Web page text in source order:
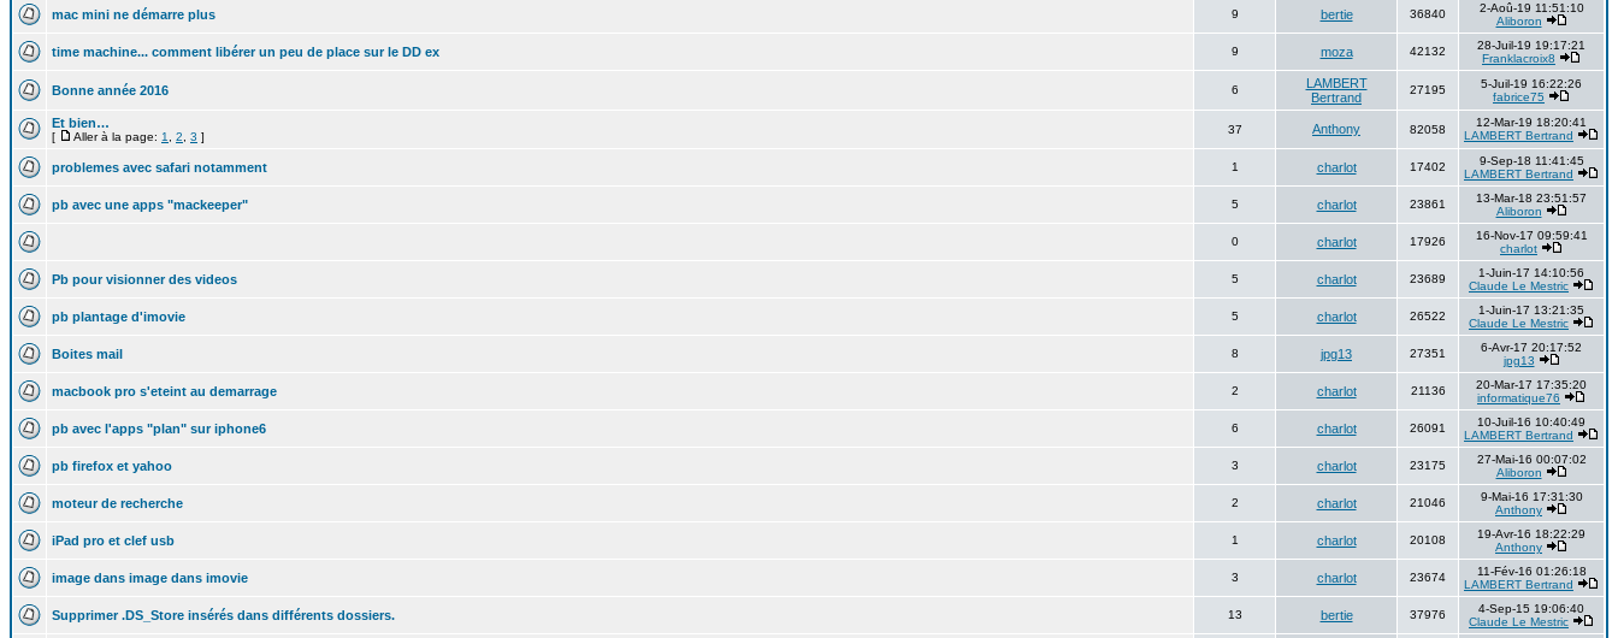
mac mini ne démarre plus 9 bertie 36840
2-Aoû-19 11:51:10
Aliboron
time machine... comment libérer un peu de place sur le DD ex 9 moza 42132
28-Juil-19 19:17:21
Franklacroix8
Bonne année 2016 6
LAMBERT
Bertrand
27195
5-Juil-19 16:22:26
fabrice75
Et bien…
[ Aller à la page: 1 2 3 ]
37 Anthony 82058
12-Mar-19 18:20:41
LAMBERT Bertrand
problemes avec safari notamment 1 charlot 17402
9-Sep-18 11:41:45
LAMBERT Bertrand
pb avec une apps "mackeeper" 5 charlot 23861
13-Mar-18 23:51:57
Aliboron
0 charlot 17926
16-Nov-17 09:59:41
charlot
Pb pour visionner des videos 5 charlot 23689
1-Juin-17 14:10:56
Claude Le Mestric
pb plantage d'imovie 5 charlot 26522
1-Juin-17 13:21:35
Claude Le Mestric
Boites mail 8 jpg13 27351
6-Avr-17 20:17:52
jpg13
macbook pro s'eteint au demarrage 2 charlot 21136
20-Mar-17 17:35:20
informatique76
pb avec l'apps "plan" sur iphone6 6 charlot 26091
10-Juil-16 10:40:49
LAMBERT Bertrand
pb firefox et yahoo 3 charlot 23175
27-Mai-16 00:07:02
Aliboron
moteur de recherche 2 charlot 21046
9-Mai-16 17:31:30
Anthony
iPad pro et clef usb 1 charlot 20108
19-Avr-16 18:22:29
Anthony
image dans image dans imovie 3 charlot 23674
11-Fév-16 01:26:18
LAMBERT Bertrand
Supprimer .DS_Store insérés dans différents dossiers. 13 bertie 37976
4-Sep-15 19:06:40
Claude Le Mestric